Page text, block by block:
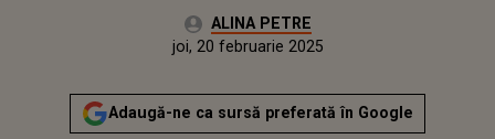
Autor:ALINA PETRE
marți, 20 februarie 2024Actualizat:
joi, 20 februarie 2025
Adaugă-ne ca sursă preferată în Google